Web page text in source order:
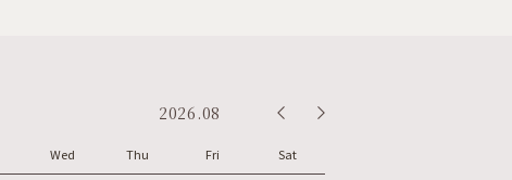
2026.08
Wed Thu Fri
Sat